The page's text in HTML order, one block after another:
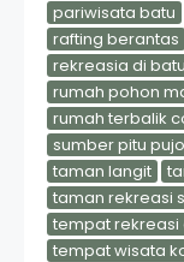
pariwisata batu
rafting berantas
rekreasia di
rumah pohon
rumah terbalik
sumber pitu
taman langit
taman rekreasi
tempat rekreasi
tempat wisata